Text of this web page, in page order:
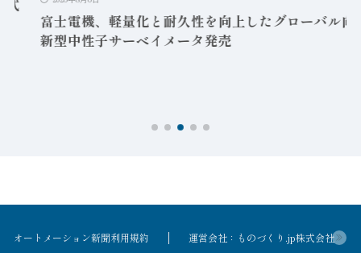
富士電機、軽量化と耐久性を向上したグローバル向け
新型中性子サーベイメータ発売
オートメーション新聞利用規約 運営会社：ものづくり.jp株式会社